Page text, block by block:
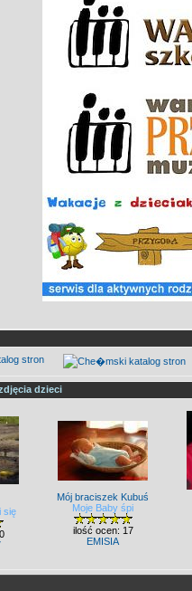
dzieci
się
Mój braciszek Kubuś
Moje Baby śpi
ilość ocen: 17
EMISIA